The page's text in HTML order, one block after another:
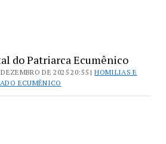
do Patriarca Ecumênico
DE 2025 20:55 |HOMILIAS E
ECUMÊNICO